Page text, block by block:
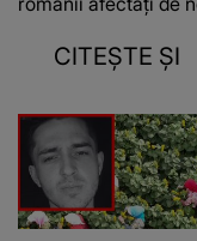
CITEȘTE ȘI